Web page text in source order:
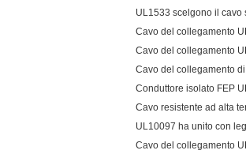
UL1533 scelgono il cavo
Cavo del collegamento
Cavo del collegamento
Cavo del collegamento
Conduttore isolato FEP
Cavo resistente ad alta
UL10097 ha unito con
Cavo del collegamento